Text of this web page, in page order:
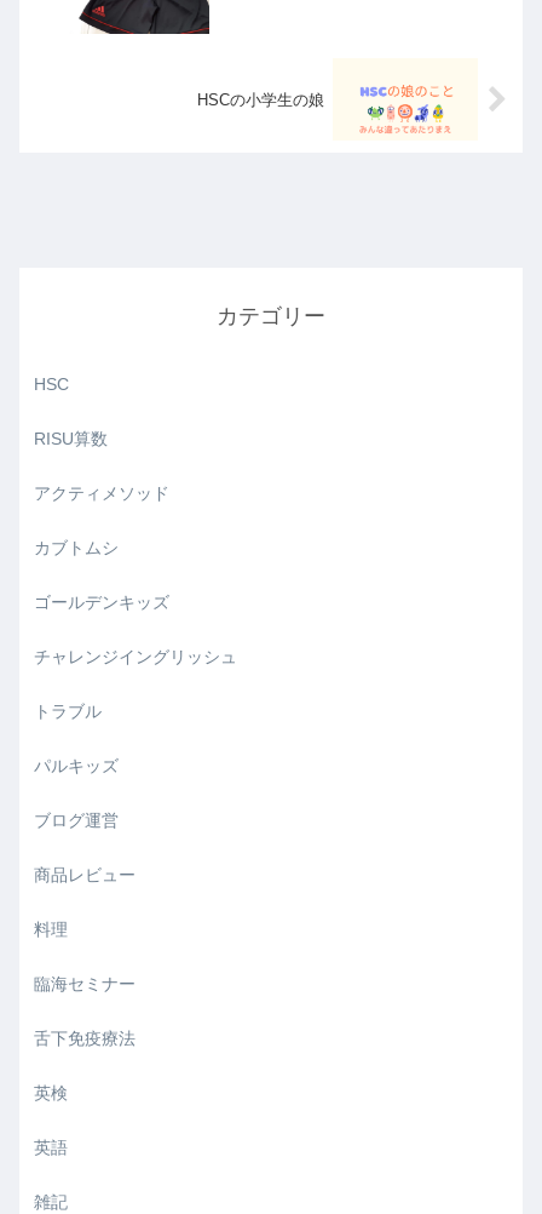
HSCの小学生の娘
カテゴリー
HSC
RISU算数
アクティメソッド
カブトムシ
ゴールデンキッズ
チャレンジイングリッシュ
トラブル
パルキッズ
ブログ運営
商品レビュー
料理
臨海セミナー
舌下免疫療法
英検
英語
雑記